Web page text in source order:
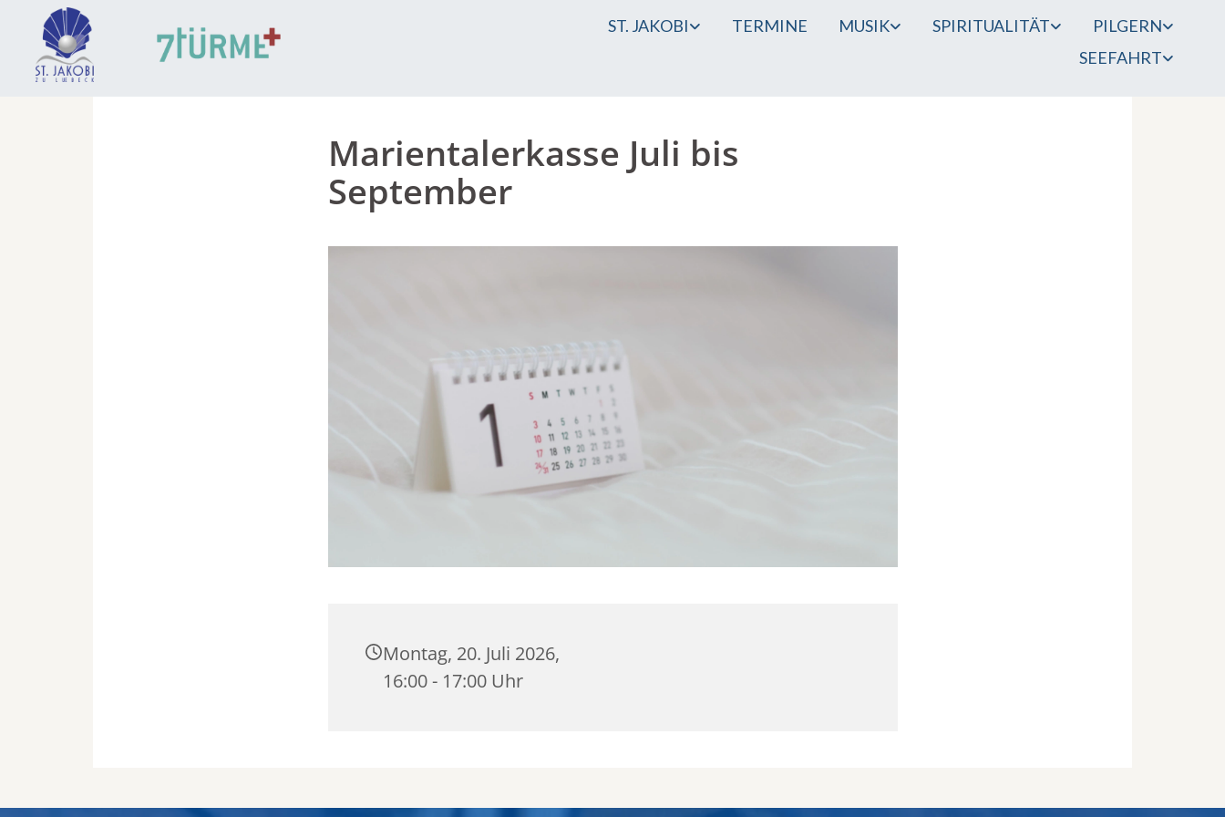
ST. JAKOBI TERMINE MUSIK SPIRITUALITÄT
PILGERN
SEEFAHRT
Marientalerkasse Juli bis
September
Montag, 20. Juli 2026,
16:00 - 17:00 Uhr